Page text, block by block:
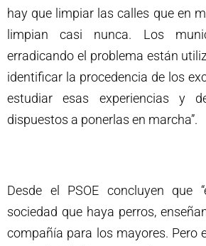
hay que limpiar las calles que en
limpian casi nunca. Los
erradicando el problema están
identificar la procedencia de los
estudiar esas experiencias y
dispuestos a ponerlas en marcha”.
Desde el PSOE concluyen que
sociedad que haya perros,
compañía para los mayores. Pero